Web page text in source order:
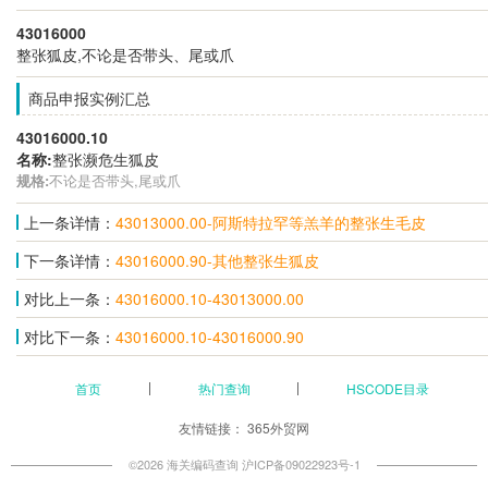
43016000
整张狐皮,不论是否带头、尾或爪
商品申报实例汇总
43016000.10
名称:整张濒危生狐皮
规格:不论是否带头,尾或爪
上一条详情： 43013000.00-阿斯特拉罕等羔羊的整张生毛皮
下一条详情： 43016000.90-其他整张生狐皮
对比上一条： 43016000.10-43013000.00
对比下一条： 43016000.10-43016000.90
首页 热门查询 HSCODE目录
友情链接： 365外贸网
©2026 海关编码查询 沪ICP备09022923号-1